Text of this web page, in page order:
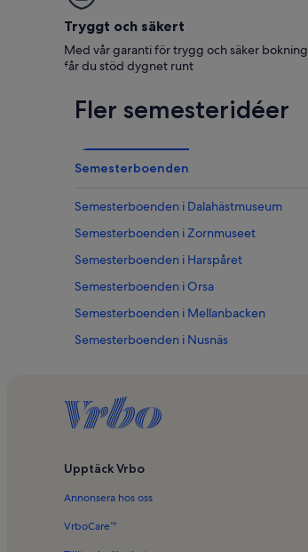
Tryggt och säkert
Med vår garanti för trygg och säker bokning
får du stöd dygnet runt
Fler semesteridéer
Semesterboenden
Semesterboenden i Dalahästmuseum
Semesterboenden i Zornmuseet
Semesterboenden i Harspåret
Semesterboenden i Orsa
Semesterboenden i Mellanbacken
Semesterboenden i Nusnäs
Semesterboenden i Mora kyrka
Semesterboenden i Nedre Gärdsjö
Semesterboenden i Rättviks kyrka
Semesterboenden i Boda Kyrkby
Semesterboenden i Långbryggan
Upptäck Vrbo
Annonsera hos oss
VrboCare™